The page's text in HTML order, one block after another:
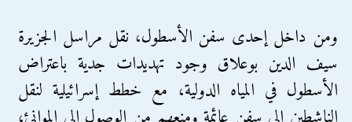
ومن داخل إحدى سفن الأسطول، نقل مراسل الجزيرة
سيف الدين بوعلاق وجود تهديدات جدية باعتراض
الأسطول في المياه الدولية، مع خطط إسرائيلية لنقل